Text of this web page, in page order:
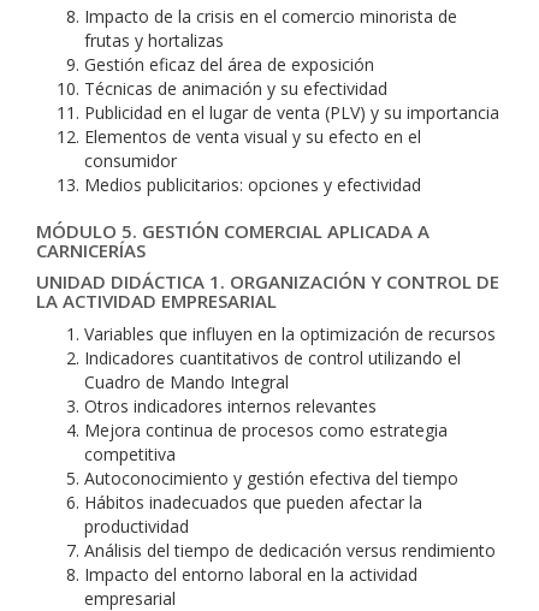
Impacto de la crisis en el comercio minorista de
frutas y hortalizas
Gestión eficaz del área de exposición
Técnicas de animación y su efectividad
Publicidad en el lugar de venta (PLV) y su importancia
Elementos de venta visual y su efecto en el
consumidor
Medios publicitarios: opciones y efectividad
MÓDULO 5. GESTIÓN COMERCIAL APLICADA A
CARNICERÍAS
UNIDAD DIDÁCTICA 1. ORGANIZACIÓN Y CONTROL DE
LA ACTIVIDAD EMPRESARIAL
Variables que influyen en la optimización de recursos
Indicadores cuantitativos de control utilizando el
Cuadro de Mando Integral
Otros indicadores internos relevantes
Mejora continua de procesos como estrategia
competitiva
Autoconocimiento y gestión efectiva del tiempo
Hábitos inadecuados que pueden afectar la
productividad
Análisis del tiempo de dedicación versus rendimiento
Impacto del entorno laboral en la actividad
empresarial